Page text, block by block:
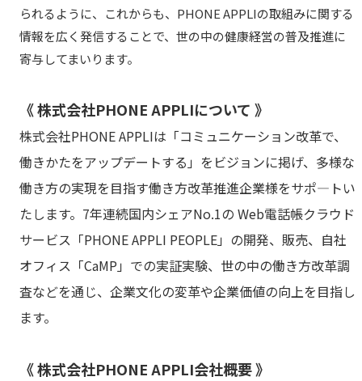
られるように、これからも、PHONE APPLIの取組みに関する
情報を広く発信することで、世の中の健康経営の普及推進に
寄与してまいります。
《 株式会社PHONE APPLIについて 》
株式会社PHONE APPLIは「コミュニケーション改革で、
働きかたをアップデートする」をビジョンに掲げ、多様な
働き方の実現を目指す働き方改革推進企業様をサポ―トい
たします。7年連続国内シェアNo.1の Web電話帳クラウド
サービス「PHONE APPLI PEOPLE」の開発、販売、自社
オフィス「CaMP」での実証実験、世の中の働き方改革調
査などを通じ、企業文化の変革や企業価値の向上を目指し
ます。
《 株式会社PHONE APPLI会社概要 》